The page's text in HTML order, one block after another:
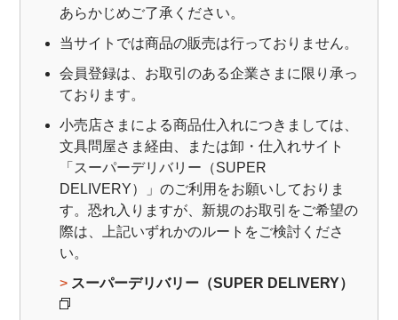
シリーズから探す
オンラインショップ
お問い合わせ
卸売業・小売業のお客様個人のお客様
マルアイについて
企業情報
あらかじめご了承ください。
当サイトでは商品の販売は行っておりません。
会員登録は、お取引のある企業さまに限り承っ
ております。
小売店さまによる商品仕入れにつきましては、
文具問屋さま経由、または卸・仕入れサイト
「スーパーデリバリー（SUPER
DELIVERY）」のご利用をお願いしておりま
す。恐れ入りますが、新規のお取引をご希望の
際は、上記いずれかのルートをご検討くださ
い。
> スーパーデリバリー（SUPER DELIVERY）